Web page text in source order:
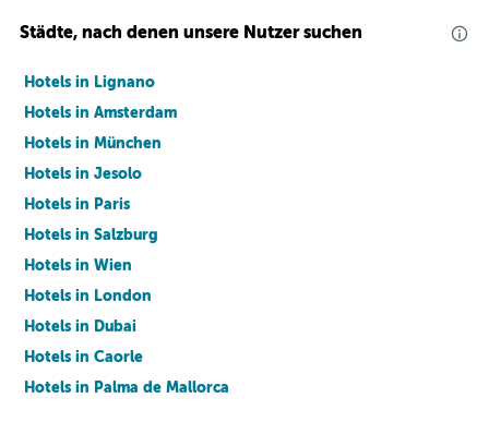
Städte, nach denen unsere Nutzer suchen
Hotels in Lignano
Hotels in Amsterdam
Hotels in München
Hotels in Jesolo
Hotels in Paris
Hotels in Salzburg
Hotels in Wien
Hotels in London
Hotels in Dubai
Hotels in Caorle
Hotels in Palma de Mallorca